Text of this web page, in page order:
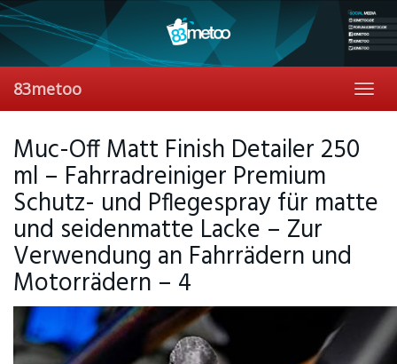
Skip
to
content
83metoo
Muc-Off Matt Finish Detailer 250
ml – Fahrradreiniger Premium
Schutz- und Pflegespray für matte
und seidenmatte Lacke – Zur
Verwendung an Fahrrädern und
Motorrädern – 4